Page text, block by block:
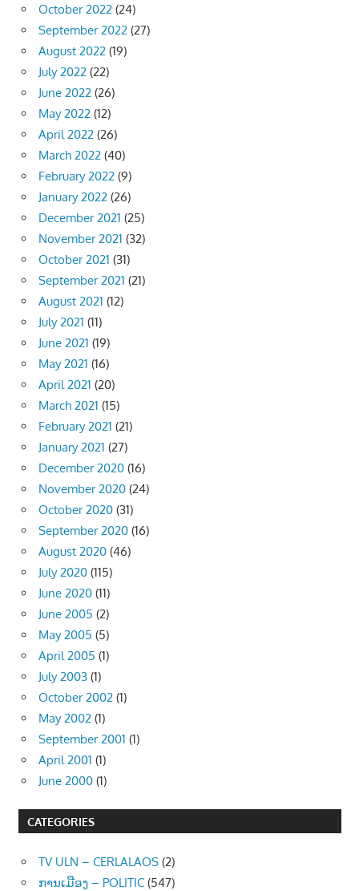
October 2022 (24)
September 2022 (27)
August 2022 (19)
July 2022 (22)
June 2022 (26)
May 2022 (12)
April 2022 (26)
March 2022 (40)
February 2022 (9)
January 2022 (26)
December 2021 (25)
November 2021 (32)
October 2021 (31)
September 2021 (21)
August 2021 (12)
July 2021 (11)
June 2021 (19)
May 2021 (16)
April 2021 (20)
March 2021 (15)
February 2021 (21)
January 2021 (27)
December 2020 (16)
November 2020 (24)
October 2020 (31)
September 2020 (16)
August 2020 (46)
July 2020 (115)
June 2020 (11)
June 2005 (2)
May 2005 (5)
April 2005 (1)
July 2003 (1)
October 2002 (1)
May 2002 (1)
September 2001 (1)
April 2001 (1)
June 2000 (1)
CATEGORIES
TV ULN – CERLALAOS (2)
ການເມືອງ – POLITIC (547)